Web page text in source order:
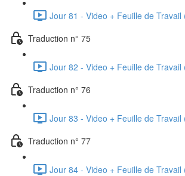
Jour 81 - Video + Feuille de Travail
Traduction n° 75
Jour 82 - Video + Feuille de Travail
Traduction n° 76
Jour 83 - Video + Feuille de Travail
Traduction n° 77
Jour 84 - Video + Feuille de Travail